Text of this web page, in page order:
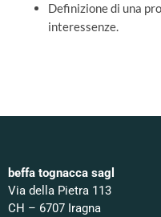
Definizione di una
interessenze.
beffa tognacca sagl
Via della Pietra 113
CH – 6707 Iragna